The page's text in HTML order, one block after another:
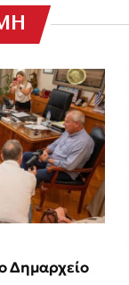
Δημαρχείο